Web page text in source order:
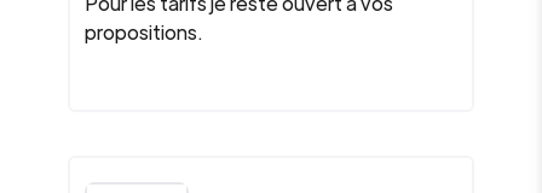
propositions.